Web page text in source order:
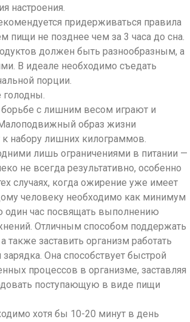
настроения.
придерживаться правила
пищи не позднее чем за 3 часа до сна.
должен быть разнообразным, а
В идеале необходимо съедать
порции.
голодны.
с лишним весом играют и
образ жизни
набору лишних килограммов.
лишь ограничениями в питании —
не всегда результативно, особенно
случаях, когда ожирение уже имеет
человеку необходимо как минимум
один час посвящать выполнению
Отличным способом поддержать
заставить организм работать
зарядка. Она способствует быстрой
процессов в организме, заставляя
поступающую в виде пищи
хотя бы 10-20 минут в день